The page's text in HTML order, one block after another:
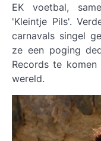
EK voetbal,
'Kleintje Pils'.
carnavals singel
ze een poging
Records te
wereld.